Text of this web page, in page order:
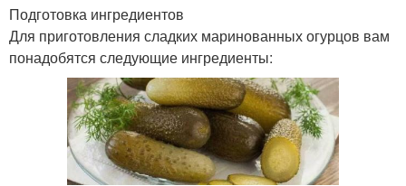
Подготовка ингредиентов
Для приготовления сладких маринованных огурцов вам
понадобятся следующие ингредиенты: